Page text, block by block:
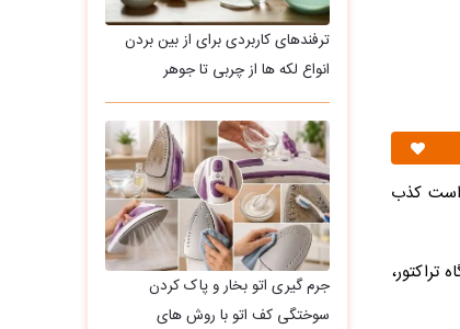
است کذب
ترفندهای کاربردی برای از بین بردن
انواع لکه ها از چربی تا جوهر
جرم گیری اتو بخار و پاک کردن
سوختگی کف اتو با روش های